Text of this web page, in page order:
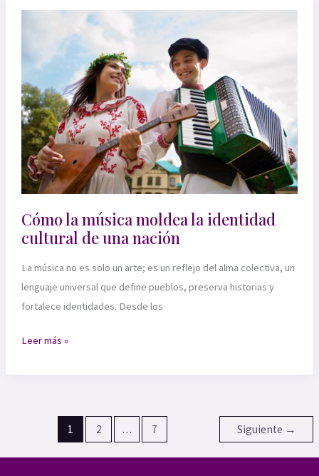
las
relaciones
interpersonales
Cómo la música moldea la identidad
cultural de una nación
La música no es solo un arte; es un reflejo del alma colectiva, un
lenguaje universal que define pueblos, preserva historias y
fortalece identidades. Desde los
Cómo
cultural
Leer más »
1 2 … 7 Siguiente →